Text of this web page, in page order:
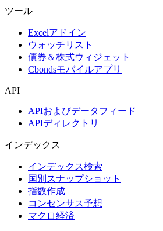
ツール
Excelアドイン
ウォッチリスト
債券＆株式ウィジェット
Cbondsモバイルアプリ
API
APIおよびデータフィード
APIディレクトリ
インデックス
インデックス検索
国別スナップショット
指数作成
コンセンサス予想
マクロ経済